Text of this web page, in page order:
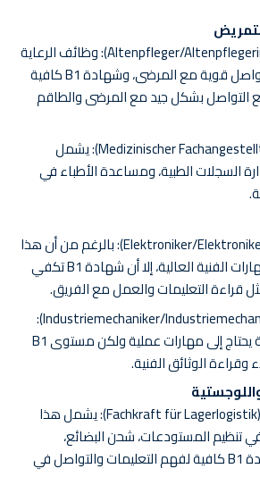
(Altenpfleger/Altenpflegerin): وظائف الرعاية
الصحية تتطلب مهارات تواصل قوية مع المرضى، وشهادة B1 كافية
التواصل بشكل جيد مع المرضى والطاقم
(Medizinischer Fachangestellter): يشمل
السجلات الطبية، ومساعدة الأطباء في
(Elektroniker/Elektronikerin): بالرغم من أن هذا
المجال يتطلب بعض المهارات الفنية العالية، إلا أن شهادة B1 تكفي
قراءة التعليمات والعمل مع الفريق.
(Industriemechaniker/Industriemechanikerin):
العمل في مجال الصيانة يحتاج إلى مهارات عملية ولكن مستوى B1
الوثائق الفنية.
(Fachkraft für Lagerlogistik): يشمل هذا
تنظيم المستودعات، شحن البضائع،
ومتابعة المخزون. شهادة B1 كافية لفهم التعليمات والتواصل في